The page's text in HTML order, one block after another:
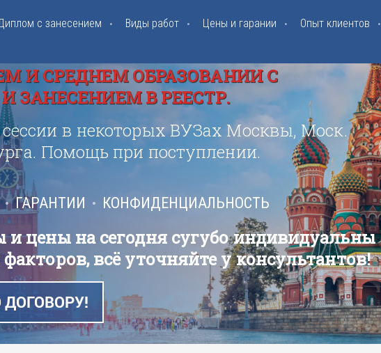
с занесением Виды работ Цены и гарании Опыт клиентов
И СРЕДНЕМ ОБРАЗОВАНИИ С
ЗАНЕСЕНИЕМ В РЕЕСТР.
в некоторых ВУЗах Москвы, Моск.
Помощь при поступлении.
ГАРАНТИИ КОНФИДЕНЦИАЛЬНОСТЬ
и цены на сегодня сугубо индивидуальны
всё уточняйте у консультантов!
ДОГОВОРУ!